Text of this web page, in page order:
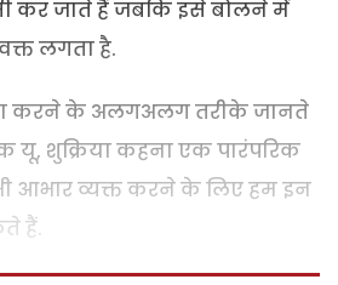
कर जाते हैं जबकि इसे बोलने में
लगता है.
करने के अलगअलग तरीके जानते
यू, शुक्रिया कहना एक पारंपरिक
आभार व्यक्त करने के लिए हम इन
हैं.